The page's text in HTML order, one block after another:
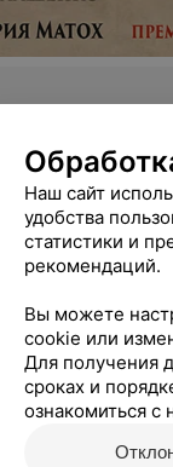
Конкорс ест. Это
Конкорс ест. Это
Конкорс ест. Это
Наш сайт
удобства
статистики и
рекомендаций.
Вы можете
cookie или
Для получения
сроках и
ознакомиться с